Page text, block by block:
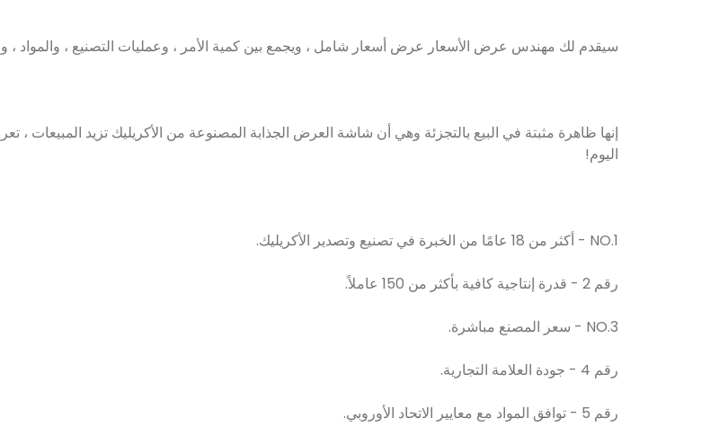
سيقدم لك مهندس عرض الأسعار عرض أسعار شامل ، ويجمع بين كمية الأمر ، وعمليات التصنيع ، والمواد ،
إنها ظاهرة مثبتة في البيع بالتجزئة وهي أن شاشة العرض الجذابة المصنوعة من الأكريليك تزيد المبيعات ،
اليوم!
NO.1 - أكثر من 18 عامًا من الخبرة في تصنيع وتصدير الأكريليك.
رقم 2 - قدرة إنتاجية كافية بأكثر من 150 عاملاً.
NO.3 - سعر المصنع مباشرة.
رقم 4 - جودة العلامة التجارية.
رقم 5 - توافق المواد مع معايير الاتحاد الأوروبي.